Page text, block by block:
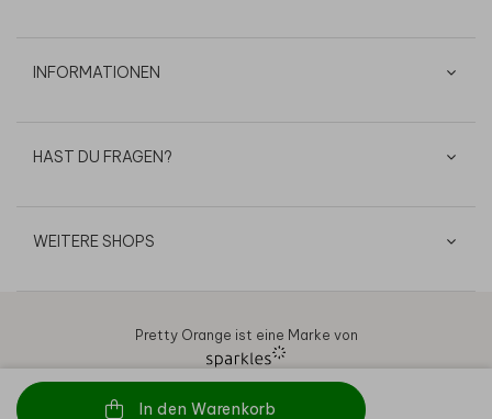
In den Warenkorb
INFORMATIONEN
HAST DU FRAGEN?
WEITERE SHOPS
Pretty Orange ist eine Marke von